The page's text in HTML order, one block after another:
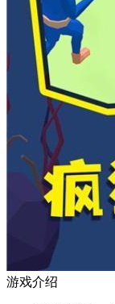
游戏介绍